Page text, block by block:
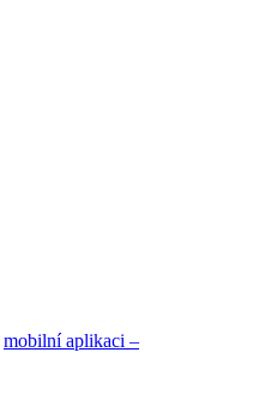
mobilní aplikaci –